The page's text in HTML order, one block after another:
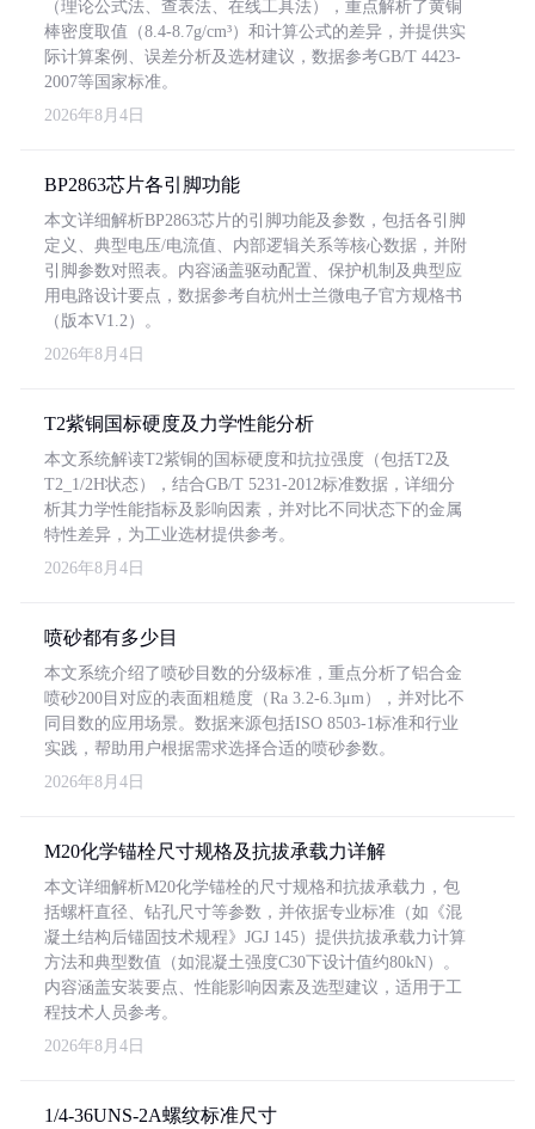
（理论公式法、查表法、在线工具法），重点解析了黄铜
棒密度取值（8.4-8.7g/cm³）和计算公式的差异，并提供实
际计算案例、误差分析及选材建议，数据参考GB/T 4423-
2007等国家标准。
2026年8月4日
BP2863芯片各引脚功能
本文详细解析BP2863芯片的引脚功能及参数，包括各引脚
定义、典型电压/电流值、内部逻辑关系等核心数据，并附
引脚参数对照表。内容涵盖驱动配置、保护机制及典型应
用电路设计要点，数据参考自杭州士兰微电子官方规格书
（版本V1.2）。
2026年8月4日
T2紫铜国标硬度及力学性能分析
本文系统解读T2紫铜的国标硬度和抗拉强度（包括T2及
T2_1/2H状态），结合GB/T 5231-2012标准数据，详细分
析其力学性能指标及影响因素，并对比不同状态下的金属
特性差异，为工业选材提供参考。
2026年8月4日
喷砂都有多少目
本文系统介绍了喷砂目数的分级标准，重点分析了铝合金
喷砂200目对应的表面粗糙度（Ra 3.2-6.3μm），并对比不
同目数的应用场景。数据来源包括ISO 8503-1标准和行业
实践，帮助用户根据需求选择合适的喷砂参数。
2026年8月4日
M20化学锚栓尺寸规格及抗拔承载力详解
本文详细解析M20化学锚栓的尺寸规格和抗拔承载力，包
括螺杆直径、钻孔尺寸等参数，并依据专业标准（如《混
凝土结构后锚固技术规程》JGJ 145）提供抗拔承载力计算
方法和典型数值（如混凝土强度C30下设计值约80kN）。
内容涵盖安装要点、性能影响因素及选型建议，适用于工
程技术人员参考。
2026年8月4日
1/4-36UNS-2A螺纹标准尺寸